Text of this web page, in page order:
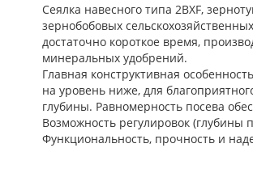
Сеялка навесного типа 2BXF,
зернобобовых
достаточно короткое время,
минеральных удобрений.
Главная конструктивная
на уровень ниже, для
глубины. Равномерность посева
Возможность регулировок (глубины
Функциональность, прочность и